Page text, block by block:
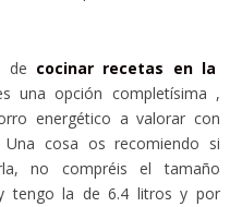
de cocinar recetas en la
una opción completísima ,
energético a valorar con
cosa os recomiendo si
no compréis el tamaño
tengo la de 6.4 litros y por